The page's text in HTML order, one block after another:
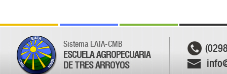
Sistema EATA-CMB
ESCUELA AGROPECUARIA
DE TRES ARROYOS